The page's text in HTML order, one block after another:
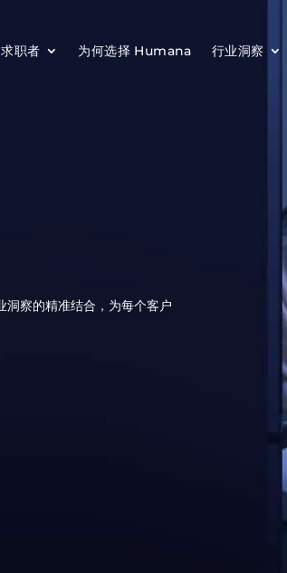
求职者 为何选择 Humana 行业洞察
洞察的精准结合，为每个客户